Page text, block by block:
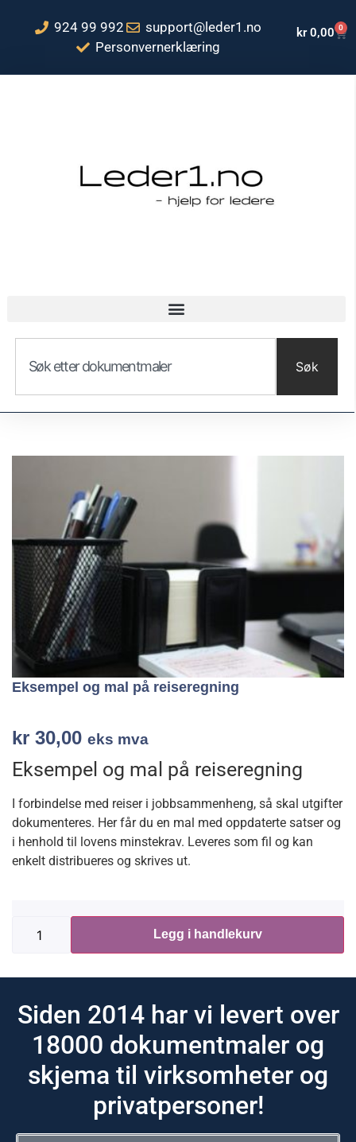
924 99 992
support@leder1.no
Personvernerklæring
kr0,00 0
Søk
Eksempel og mal på reiseregning
kr 30,00 eks mva
Eksempel og mal på reiseregning
I forbindelse med reiser i jobbsammenheng, så skal utgifter
dokumenteres. Her får du en mal med oppdaterte satser og
i henhold til lovens minstekrav. Leveres som fil og kan
enkelt distribueres og skrives ut.
Legg i handlekurv
Siden 2014 har vi levert over
18000 dokumentmaler og
skjema til virksomheter og
privatpersoner!